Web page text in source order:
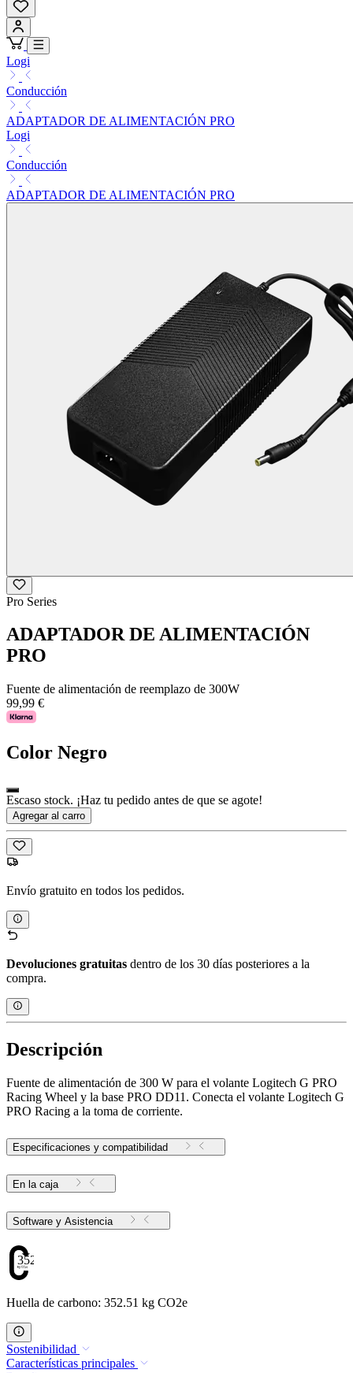
Logi
Conducción
ADAPTADOR DE ALIMENTACIÓN PRO
Logi
Conducción
ADAPTADOR DE ALIMENTACIÓN PRO
Pro Series
ADAPTADOR DE ALIMENTACIÓN
PRO
Fuente de alimentación de reemplazo de 300W
99,99 €
Color Negro
Escaso stock. ¡Haz tu pedido antes de que se agote!
Agregar al carro
Envío gratuito en todos los pedidos.
Devoluciones gratuitas dentro de los 30 días posteriores a la
compra.
Descripción
Fuente de alimentación de 300 W para el volante Logitech G PRO
Racing Wheel y la base PRO DD11. Conecta el volante Logitech G
PRO Racing a la toma de corriente.
Especificaciones y compatibilidad
En la caja
Software y Asistencia
352.51
Huella de carbono: 352.51 kg CO2e
Sostenibilidad
Características principales